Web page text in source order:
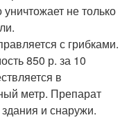
не только
с грибками.
850 р. за 10
в
метр. Препарат
и снаружи.